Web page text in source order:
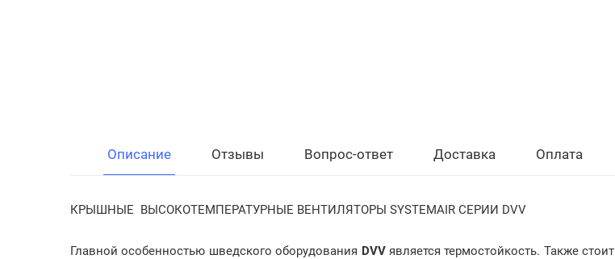
Описание Отзывы Вопрос-ответ Доставка Оплата
КРЫШНЫЕ ВЫСОКОТЕМПЕРАТУРНЫЕ ВЕНТИЛЯТОРЫ SYSTEMAIR СЕРИИ DVV
Главной особенностью шведского оборудования DVVявляется термостойкость. Также стоит